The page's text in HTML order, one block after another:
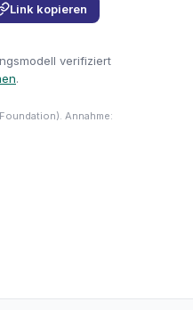
Link kopieren
verifiziert
.
Annahme: